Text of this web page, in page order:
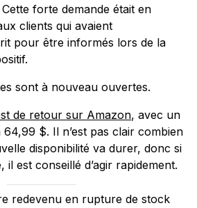
forte demande était en
clients qui avaient
pour être informés lors de la
sont à nouveau ouvertes.
de retour sur Amazon, avec un
$. Il n’est pas clair combien
disponibilité va durer, donc si
il est conseillé d’agir rapidement.
redevenu en rupture de stock